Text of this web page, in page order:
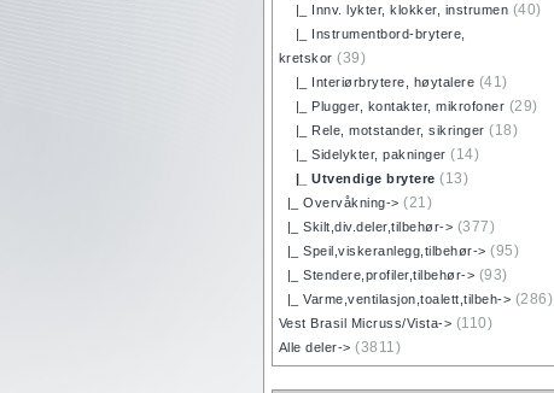
|_ Innv. lykter, klokker, instrumen (40)
|_ Instrumentbord-brytere,
kretskor (39)
|_ Interiørbrytere, høytalere (41)
|_ Plugger, kontakter, mikrofoner (29)
|_ Rele, motstander, sikringer (18)
|_ Sidelykter, pakninger (14)
|_ Utvendige brytere (13)
|_ Overvåkning-> (21)
|_ Skilt,div.deler,tilbehør-> (377)
|_ Speil,viskeranlegg,tilbehør-> (95)
|_ Stendere,profiler,tilbehør-> (93)
|_ Varme,ventilasjon,toalett,tilbeh-> (286)
Vest Brasil Micruss/Vista-> (110)
Alle deler-> (3811)